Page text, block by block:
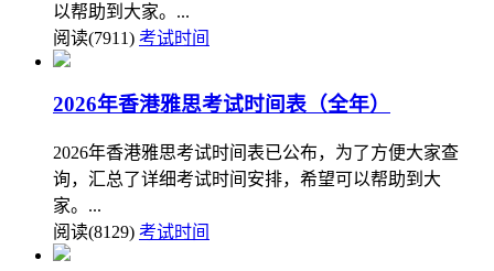
以帮助到大家。...
阅读(7911) 考试时间
2026年香港雅思考试时间表（全年）
2026年香港雅思考试时间表已公布，为了方便大家查
询，汇总了详细考试时间安排，希望可以帮助到大
家。...
阅读(8129) 考试时间